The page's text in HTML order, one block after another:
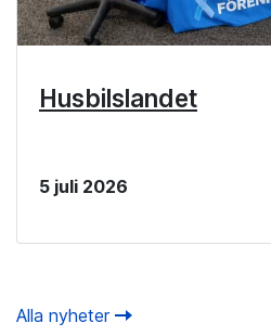
Husbilslandet
5 juli 2026
Alla nyheter